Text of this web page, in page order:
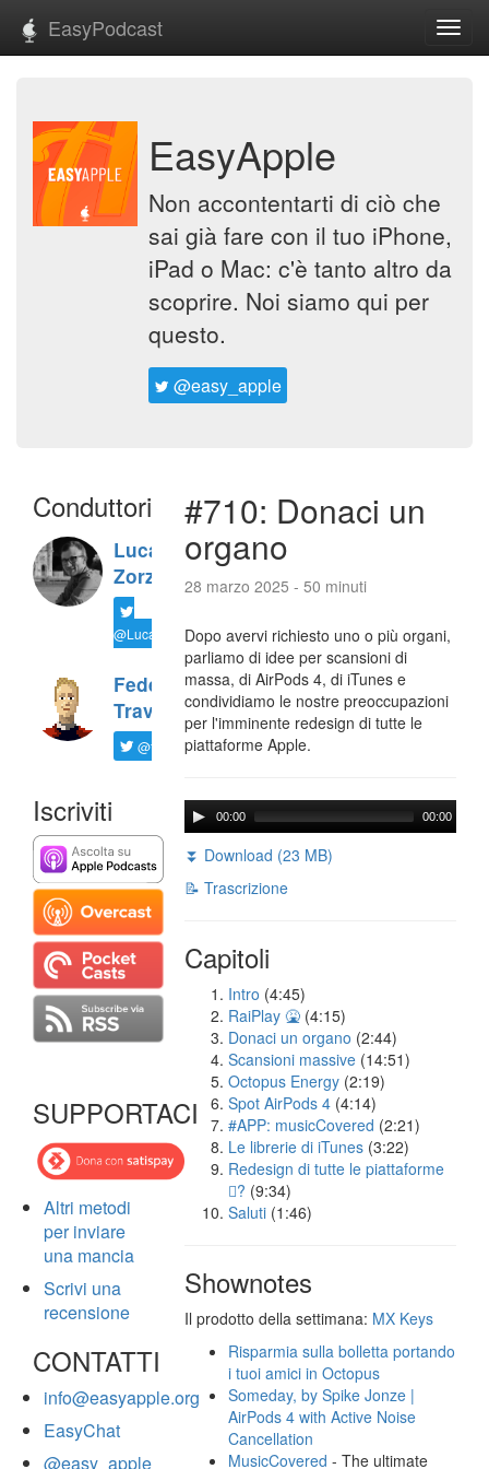
EasyPodcast
EasyApple
Non accontentarti di ciò che
sai già fare con il tuo iPhone,
iPad o Mac: c'è tanto altro da
scoprire. Noi siamo qui per
questo.
@easy_apple
Conduttori
Luca
Zorzi
@LucaTNT
Federico
Travaini
@ftrava
Iscriviti
SUPPORTACI
Altri metodi
per inviare
una mancia
Scrivi una
recensione
CONTATTI
info@easyapple.org
EasyChat
@easy_apple
#710: Donaci un
organo
28 marzo 2025 - 50 minuti
Dopo avervi richiesto uno o più organi,
parliamo di idee per scansioni di
massa, di AirPods 4, di iTunes e
condividiamo le nostre preoccupazioni
per l'imminente redesign di tutte le
piattaforme Apple.
00:00 00:00
⏬ Download (23 MB)
📝 Trascrizione
Capitoli
Intro (4:45)
RaiPlay 🤮 (4:15)
Donaci un organo (2:44)
Scansioni massive (14:51)
Octopus Energy (2:19)
Spot AirPods 4 (4:14)
#APP: musicCovered (2:21)
Le librerie di iTunes (3:22)
Redesign di tutte le piattaforme
? (9:34)
Saluti (1:46)
Shownotes
Il prodotto della settimana: MX Keys
Risparmia sulla bolletta portando
i tuoi amici in Octopus
Someday, by Spike Jonze |
AirPods 4 with Active Noise
Cancellation
MusicCovered - The ultimate